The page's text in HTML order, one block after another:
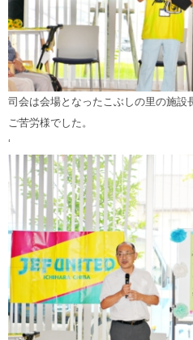
司会は会場となったこぶしの里の施設
ご苦労様でした。
‘